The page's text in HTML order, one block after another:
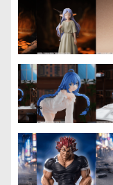
シ
ョ
ン